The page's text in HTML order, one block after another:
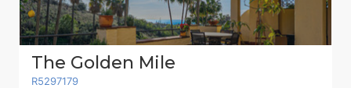
The Golden Mile
R5297179